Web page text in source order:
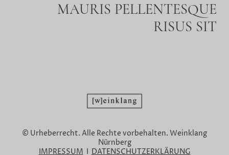
MAURIS PELLENTESQUE
RISUS SIT
© Urheberrecht. Alle Rechte vorbehalten. Weinklang
Nürnberg
IMPRESSUM I DATENSCHUTZERKLÄRUNG